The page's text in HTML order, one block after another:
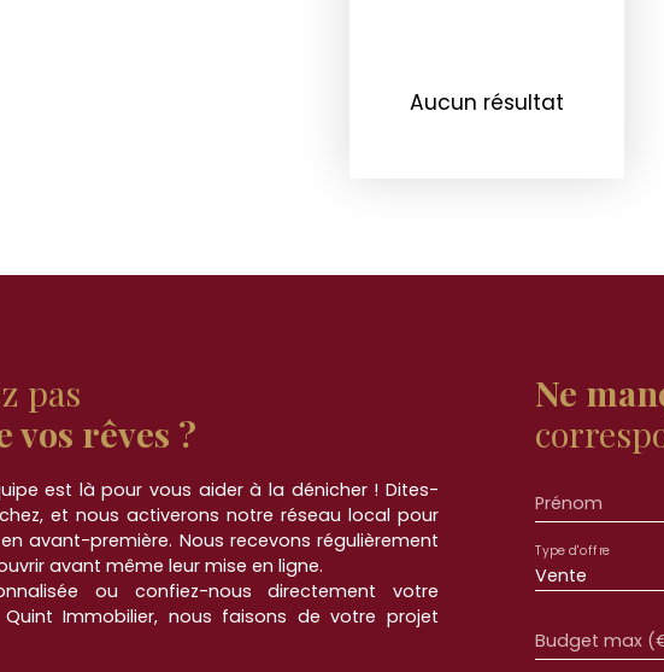
Aucun résultat
pas
rêves ?
est là pour vous aider à la dénicher ! Dites-
et nous activerons notre réseau local pour
avant-première. Nous recevons régulièrement
avant même leur mise en ligne.
ou confiez-nous directement votre
Quint Immobilier, nous faisons de votre projet
Ne
Prénom
Vente
Type d'offre
Budget max